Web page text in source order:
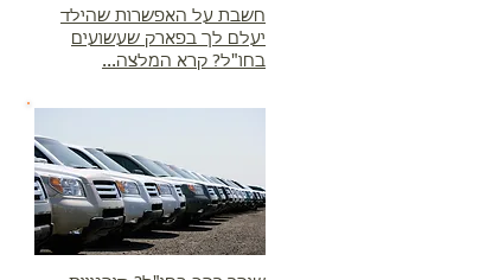
חשבת על האפשרות שהילד
יעלם לך בפארק שעשועים
בחו"ל? קרא המלצה...